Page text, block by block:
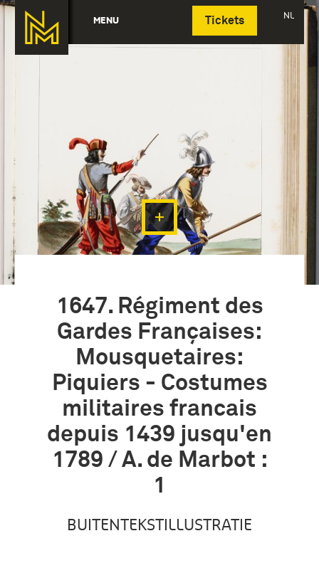
MENU Tickets NL
Deutsch
1647. Régiment des
Gardes Françaises:
Mousquetaires:
Piquiers - Costumes
militaires francais
depuis 1439 jusqu'en
1789 / A. de Marbot :
1
BUITENTEKSTILLUSTRATIE